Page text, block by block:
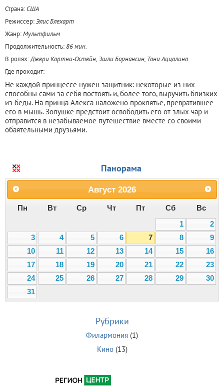
Страна: США
Режиссер:Элис Блехарт
Жанр:Мультфильм
Продолжительность:86 мин.
В ролях:Джери Кортни-Остейн, Эшли Борнансин, Тони Аццолино
Где проходит:
Не каждой принцессе нужен защитник: некоторые из них
способны сами за себя постоять и, более того, выручить близких
из беды. На принца Алекса наложено проклятье, превратившее
его в мышь. Золушке предстоит освободить его от злых чар и
отправится в незабываемое путешествие вместе со своими
обаятельными друзьями.
Панорама
Август 2026
Пн Вт Ср Чт Пт Сб
Вс
1
2
3
4 5 6 7 8
9
10
11 12 13 14 15
16
17
18 19 20 21 22
23
24
25 26 27 28 29
30
31
Рубрики
Филармония (1)
Кино(13)